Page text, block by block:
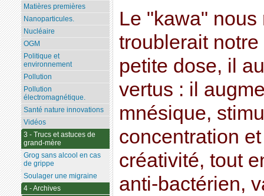
Le "kawa"
troublerait
petite dose, il
vertus : il
mnésique,
concentration
créativité, tout
anti-bactérien,
Matières premières
Nanoparticules.
Nucléaire
OGM
Politique et
environnement
Pollution
Pollution
électromagnétique.
Santé nature innovations
Vidéos
3 - Trucs et astuces de
grand-mère
Grog sans alcool en cas
de grippe
Soulager une migraine
4 - Archives